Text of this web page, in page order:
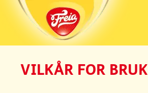
VILKÅR FOR BRUK